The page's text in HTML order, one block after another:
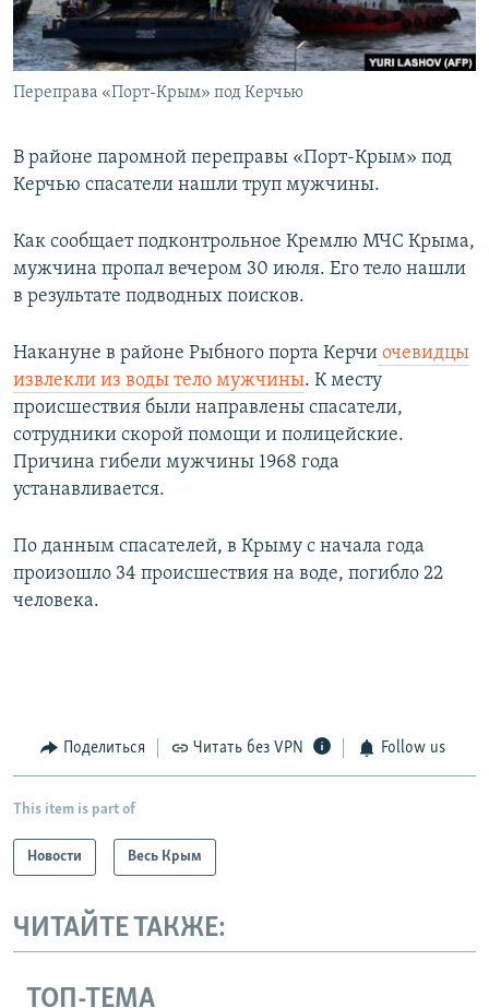
ПОБЕДИТЕЛЕЙ НЕ СУДЯТ?
КРЫМ.НЕПОКОРЕННЫЙ
ELIFBE
ПРИСОЕДИНЯЙТЕСЬ!
Все сайты RFE/RL
Переправа «Порт-Крым» под Керчью
В районе паромной переправы «Порт-Крым» под
Керчью спасатели нашли труп мужчины.
Как сообщает подконтрольное Кремлю МЧС Крыма,
мужчина пропал вечером 30 июля. Его тело нашли
в результате подводных поисков.
Накануне в районе Рыбного порта Керчи очевидцы
извлекли из воды тело мужчины. К месту
происшествия были направлены спасатели,
сотрудники скорой помощи и полицейские.
Причина гибели мужчины 1968 года
устанавливается.
По данным спасателей, в Крыму с начала года
произошло 34 происшествия на воде, погибло 22
человека.
Поделиться Читать без VPN Follow us
This item is part of
Новости Весь Крым
ЧИТАЙТЕ ТАКЖЕ:
ТОП-ТЕМА